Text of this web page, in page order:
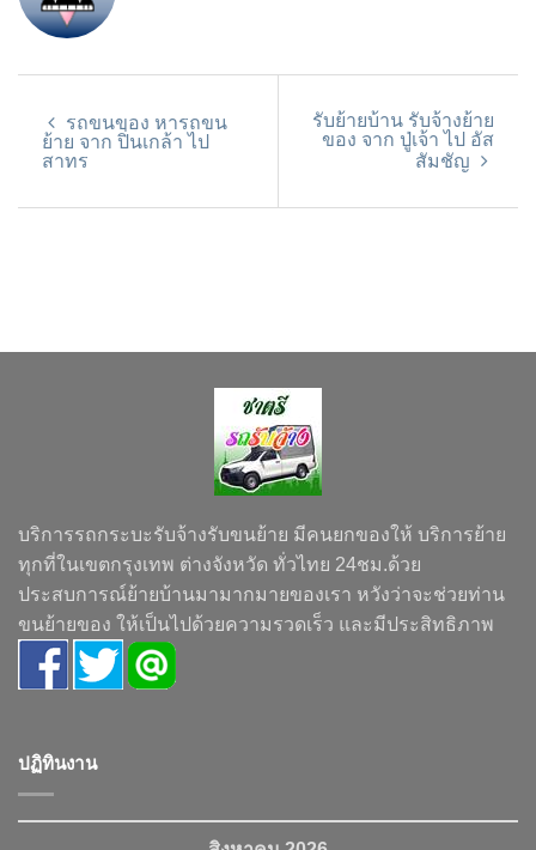
รถขนของ หารถขน
ย้าย จาก ปิ่นเกล้า ไป
สาทร
รับย้ายบ้าน รับจ้างย้าย
ของ จาก ปู่เจ้า ไป อัส
สัมชัญ
บริการรถกระบะรับจ้างรับขนย้าย มีคนยกของให้ บริการย้าย
ทุกที่ในเขตกรุงเทพ ต่างจังหวัด ทั่วไทย 24ชม.ด้วย
ประสบการณ์ย้ายบ้านมามากมายของเรา หวังว่าจะช่วยท่าน
ขนย้ายของ ให้เป็นไปด้วยความรวดเร็ว และมีประสิทธิภาพ
ปฏิทินงาน